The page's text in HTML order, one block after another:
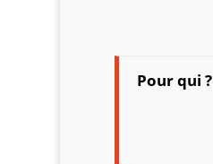
Pour qui ?